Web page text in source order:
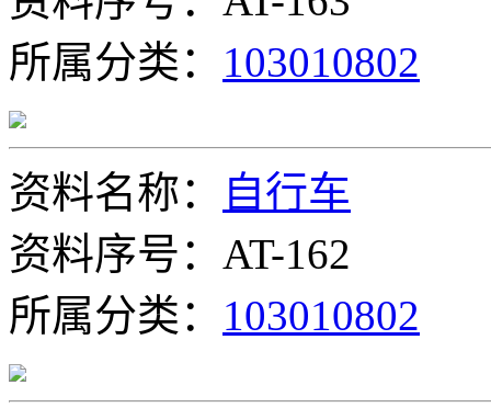
所属分类： 103010802
资料名称：
自行车
资料序号：AT-162
所属分类： 103010802